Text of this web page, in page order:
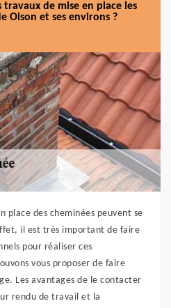
de mise en place les
Oison et ses environs ?
place des cheminées peuvent se
il est très important de faire
pour réaliser ces
vous proposer de faire
Les avantages de le contacter
rendu de travail et la